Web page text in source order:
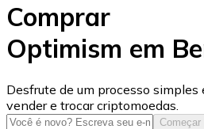
USD Coin
USDC
Comprar
Optimism em
Desfrute de um processo simples
vender e trocar criptomoedas.
Começar